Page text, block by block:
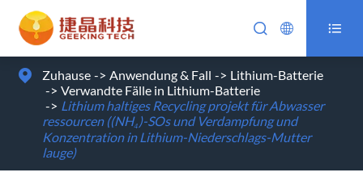
  
Zuhause Anwendung & Fall
Lithium-Batterie
Verwandte Fälle in Lithium-Batterie
Lithium haltiges Recycling projekt für Abwasser
ressourcen ((NH₄)-SOs und Verdampfung und
Konzentration in Lithium-Niederschlags-Mutter
lauge)